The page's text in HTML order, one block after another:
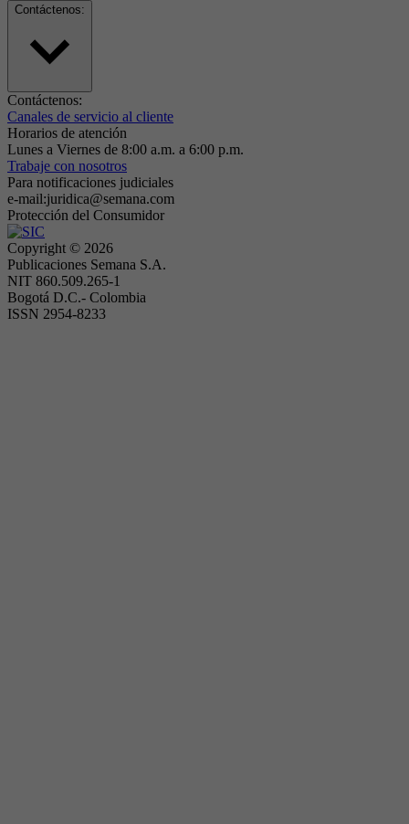
Contáctenos:
Contáctenos:
Canales de servicio al cliente
Horarios de atención
Lunes a Viernes de 8:00 a.m. a 6:00 p.m.
Trabaje con nosotros
Para notificaciones judiciales
e-mail:juridica@semana.com
Protección del Consumidor
Copyright © 2026
Publicaciones Semana S.A.
NIT 860.509.265-1
Bogotá D.C.- Colombia
ISSN 2954-8233